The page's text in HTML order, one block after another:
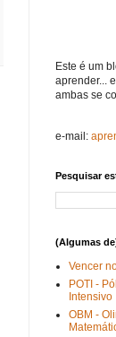
Este é um
aprender...
ambas se
e-mail:
Pesquisar
(Algumas
Vencer
POTI -
Intensivo
OBM -